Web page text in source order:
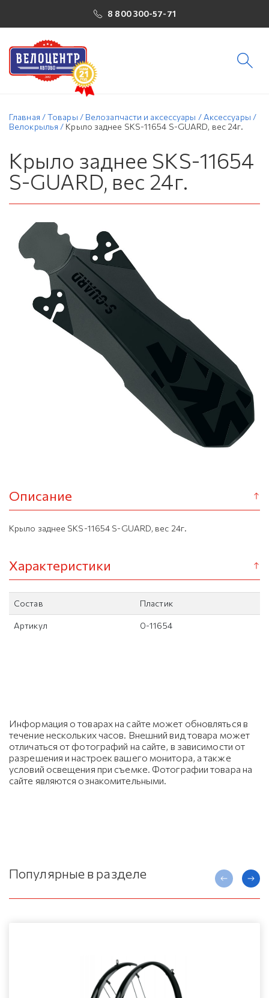
8 800 300-57-71
Главная /Товары / Велозапчасти и аксессуары / Аксессуары /
Велокрылья / Крыло заднее SKS-11654 S-GUARD, вес 24г.
Крыло заднее SKS-11654
S-GUARD, вес 24г.
Описание
Крыло заднее SKS-11654 S-GUARD, вес 24г.
Характеристики
Состав Пластик
Артикул 0-11654
Информация о товарах на сайте может обновляться в
течение нескольких часов. Внешний вид товара может
отличаться от фотографий на сайте, в зависимости от
разрешения и настроек вашего монитора, а также
условий освещения при съемке. Фотографии товара на
сайте являются ознакомительными.
Популярные в разделе